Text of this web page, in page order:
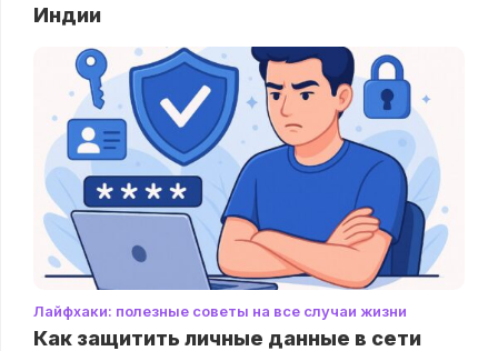
Индии
Лайфхаки: полезные советы на все случаи жизни
Как защитить личные данные в сети